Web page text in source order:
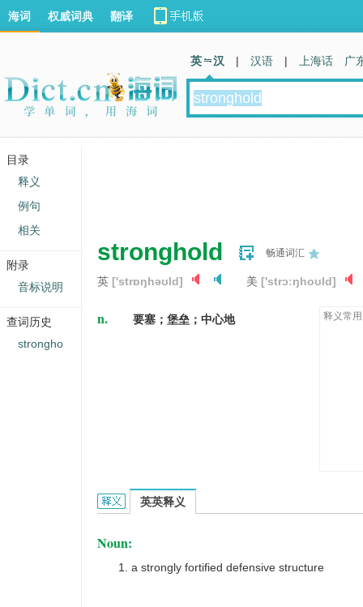
stronghold 畅通词汇
英 ['strɒŋhəʊld] 美 ['strɔːŋhoʊld]
n. 要塞；堡垒；中心地 释义常
stronghold的英文翻译是什么意思，词典释义与在
英英释义
Noun:
a strongly fortified defensive structure
海词 权威词典 翻译
英 汉 | 汉语 | 上海话 广
目录
释义
例句
相关
附录
音标说明
查词历史
strongho